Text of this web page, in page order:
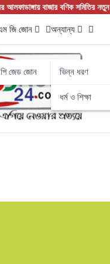
বণিক সমিতির নতুন আহ্বায়ক কমিটি
জি জোন
জেড জোন
অন্যান্য
ভিন্ন ধরণ
ধর্ম ও শিক্ষা